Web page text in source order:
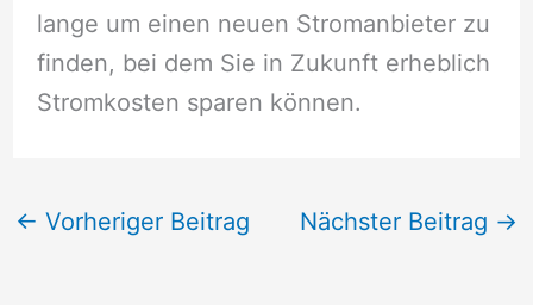
lange um einen neuen Stromanbieter zu
finden, bei dem Sie in Zukunft erheblich
Stromkosten sparen können.
← Vorheriger Beitrag Nächster Beitrag →